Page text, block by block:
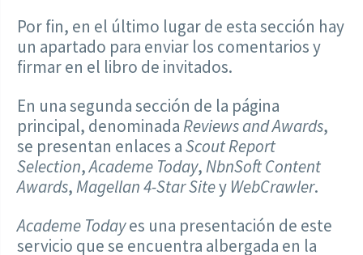
Por fin, en el último lugar de esta sección hay
un apartado para enviar los comentarios y
firmar en el libro de invitados.
En una segunda sección de la página
principal, denominadaReviews and Awards,
se presentan enlaces aScout Report
Selection,Academe Today,NbnSoft Content
Awards,Magellan 4-Star Sitey WebCrawler.
Academe Todayes una presentación de este
servicio que se encuentra albergada en la